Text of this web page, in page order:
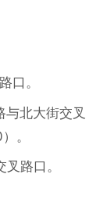
口。
北大街交叉
。
路口。